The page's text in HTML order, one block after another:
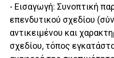
- Εισαγωγή: Συνοπτική
επενδυτικού σχεδίου
αντικειμένου και
σχεδίου, τόπος